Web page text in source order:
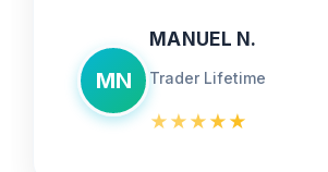
MN
MANUEL N.
Trader Lifetime
★★★★★